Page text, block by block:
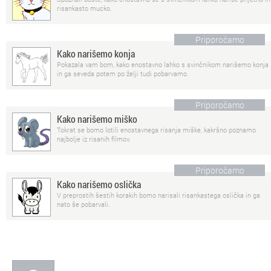
risankasto mucko.
Priporočamo
Kako narišemo konja
Pokazala vam bom, kako enostavno lahko s svinčnikom narišemo konja
in ga seveda potem po želji tudi pobarvamo.
Priporočamo
Kako narišemo miško
Tokrat se bomo lotili enostavnega risanja miške, kakršno poznamo
najbolje iz risanih filmov.
Priporočamo
Kako narišemo oslička
V preprostih šestih korakih bomo narisali risankastega oslička in ga
nato še pobarvali.